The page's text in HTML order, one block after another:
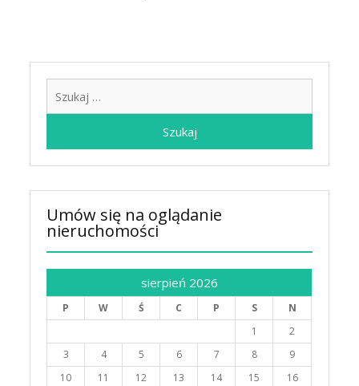
Umów się na oglądanie
nieruchomości
sierpień 2026
P W Ś C P S
N
1
2
3
4 5 6 7 8
9
10
11 12 13 14 15
16